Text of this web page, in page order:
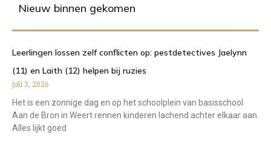
Nieuw binnen gekomen
Leerlingen lossen zelf conflicten op: pestdetectives Jaelynn
(11) en Laith (12) helpen bij ruzies
juli 3, 2026
Het is een zonnige dag en op het schoolplein van basisschool
Aan de Bron in Weert rennen kinderen lachend achter elkaar aan.
Alles lijkt goed